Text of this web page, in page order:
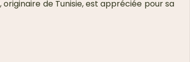
de Tunisie, est appréciée pour sa